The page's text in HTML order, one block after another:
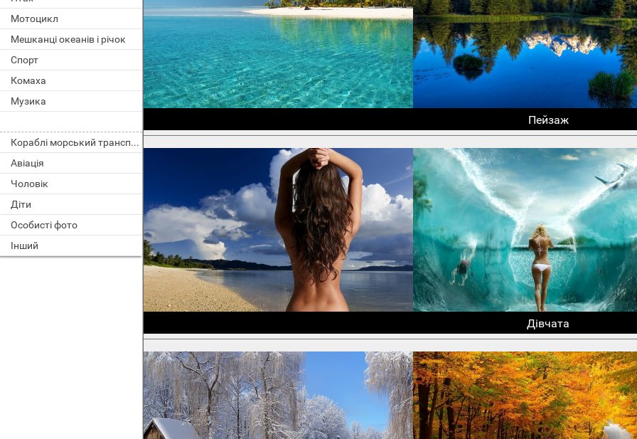
Мотоцикл
Мешканці океанів і річок
Спорт
Комаха
Музика
Кораблі морський транспорт
Авіація
Чоловік
Діти
Особисті фото
Інший
Пейзаж
Дівчата